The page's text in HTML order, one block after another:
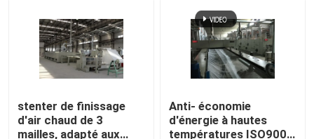
Chaîne de production de fibre discontinue de
stenter de finissage
d'air chaud de 3
mailles, adapté aux
Anti- économie
d'énergie à hautes
températures ISO9001